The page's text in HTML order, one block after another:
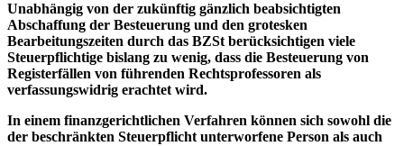
Unabhängig von der zukünftig gänzlich beabsichtigten
Abschaffung der Besteuerung und den grotesken
Bearbeitungszeiten durch das BZSt berücksichtigen viele
Steuerpflichtige bislang zu wenig, dass die Besteuerung von
Registerfällen von führenden Rechtsprofessoren als
verfassungswidrig erachtet wird.
In einem finanzgerichtlichen Verfahren können sich sowohl die
der beschränkten Steuerpflicht unterworfene Person als auch